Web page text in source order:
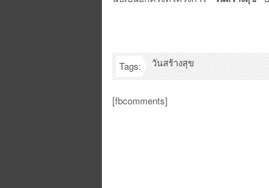
Tags: วันสร้างสุข
[fbcomments]